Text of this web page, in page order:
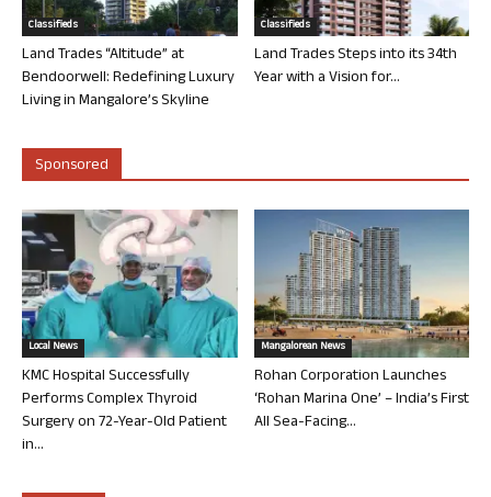
Classifieds
Land Trades “Altitude” at
Bendoorwell: Redefining Luxury
Living in Mangalore’s Skyline
Classifieds
Land Trades Steps into its 34th
Year with a Vision for...
Sponsored
Local News
KMC Hospital Successfully
Performs Complex Thyroid
Surgery on 72-Year-Old Patient
in...
Mangalorean News
Rohan Corporation Launches
‘Rohan Marina One’ – India’s First
All Sea-Facing...